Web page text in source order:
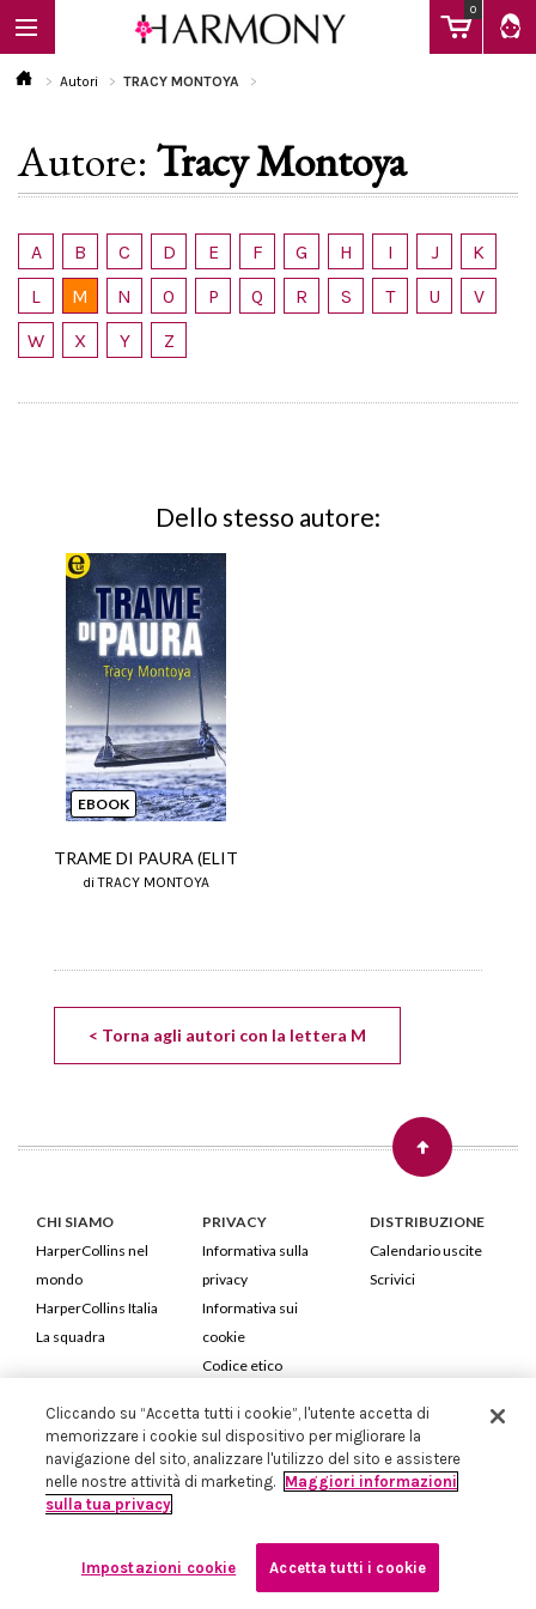
0
EBOOK
LIBRI
Calendario
Autori TRACY MONTOYA
Autore: Tracy Montoya
A B C D E F G H I J
K
L
M N O P Q R S T U
V
W
X Y Z
Dello stesso autore:
EBOOK
TRAME DI PAURA (ELIT
di TRACY MONTOYA
< Torna agli autori con la lettera M
CHI SIAMO
HarperCollins nel
mondo
HarperCollins Italia
La squadra
PRIVACY
Informativa sulla
privacy
Informativa sui
cookie
Codice etico
DISTRIBUZIONE
Calendario uscite
Scrivici
HarperCollins Italia S.p.A. Viale Monte Nero, 84 - 20135 Milano
Cod. Fiscale e P.IVA 05946780151 - Capitale Sociale 258.250 €
Iscritta in Milano al Registro delle imprese nr.198004 e REA nr.1051898
Cliccando su “Accetta tutti i cookie”, l'utente accetta di
memorizzare i cookie sul dispositivo per migliorare la
navigazione del sito, analizzare l'utilizzo del sito e assistere
nelle nostre attività di marketing. Maggiori informazioni
sulla tua privacy
Impostazioni cookie Accetta tutti i cookie